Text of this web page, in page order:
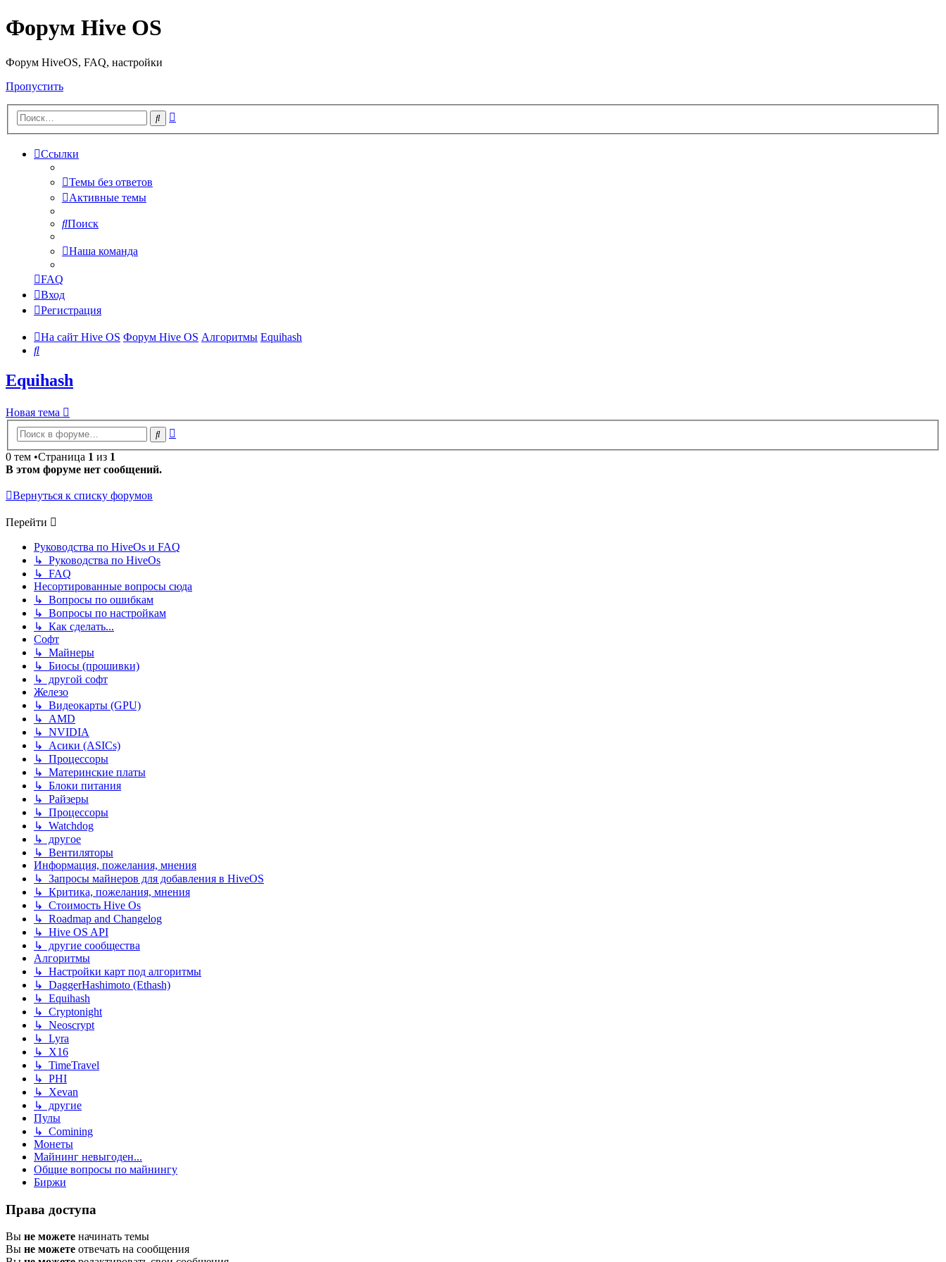
Форум Hive OS
Форум HiveOS, FAQ, настройки
Пропустить
Поиск
Ссылки
Темы без ответов
Активные темы
Поиск
Наша команда
FAQ
Вход
Регистрация
На сайт Hive OS Форум Hive OS Алгоритмы Equihash
Поиск
Equihash
Новая тема
Поиск
0 тем •Страница 1 из 1
В этом форуме нет сообщений.
Вернуться к списку форумов
Перейти
Руководства по HiveOs и FAQ
↳ Руководства по HiveOs
↳ FAQ
Несортированные вопросы сюда
↳ Вопросы по ошибкам
↳ Вопросы по настройкам
↳ Как сделать...
Софт
↳ Майнеры
↳ Биосы (прошивки)
↳ другой софт
Железо
↳ Видеокарты (GPU)
↳ AMD
↳ NVIDIA
↳ Асики (ASICs)
↳ Процессоры
↳ Материнские платы
↳ Блоки питания
↳ Райзеры
↳ Процессоры
↳ Watchdog
↳ другое
↳ Вентиляторы
Информация, пожелания, мнения
↳ Запросы майнеров для добавления в HiveOS
↳ Критика, пожелания, мнения
↳ Стоимость Hive Os
↳ Roadmap and Changelog
↳ Hive OS API
↳ другие сообщества
Алгоритмы
↳ Настройки карт под алгоритмы
↳ DaggerHashimoto (Ethash)
↳ Equihash
↳ Cryptonight
↳ Neoscrypt
↳ Lyra
↳ X16
↳ TimeTravel
↳ PHI
↳ Xevan
↳ другие
Пулы
↳ Comining
Монеты
Майнинг невыгоден...
Общие вопросы по майнингу
Биржи
Права доступа
Вы не можете начинать темы
Вы не можете отвечать на сообщения